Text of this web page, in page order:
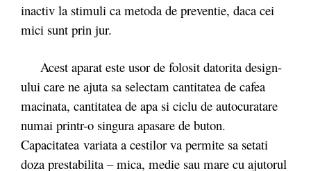
inactiv la stimuli ca metoda de preventie, daca cei
mici sunt prin jur.
Acest aparat este usor de folosit datorita design-
ului care ne ajuta sa selectam cantitatea de cafea
macinata, cantitatea de apa si ciclu de autocuratare
numai printr-o singura apasare de buton.
Capacitatea variata a cestilor va permite sa setati
doza prestabilita – mica, medie sau mare cu ajutorul